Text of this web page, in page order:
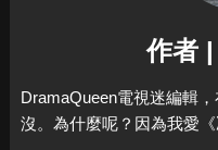
作者
DramaQueen電視迷編輯
沒。為什麼呢？因為我愛《